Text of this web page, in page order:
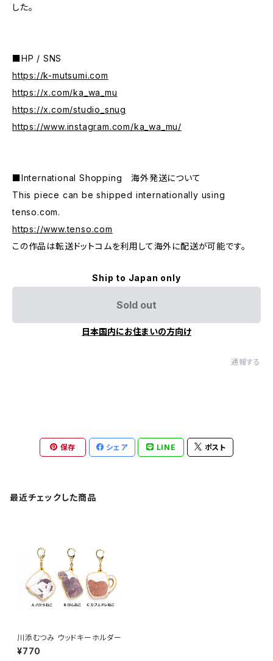
した。
■HP / SNS
https://k-mutsumi.com
https://x.com/ka_wa_mu
https://x.com/studio_snug
https://www.instagram.com/ka_wa_mu/
■International Shopping 海外発送について
This piece can be shipped internationally using
tenso.com.
https://www.tenso.com
この作品は転送ドットコムを利用して海外に配送が可能です。
Ship to Japan only
Sold out
日本国内にお住まいの方向け
通報する
保存 シェア LINE ポスト
最近チェックした商品
川添むつみ ウッドキーホルダー
¥770